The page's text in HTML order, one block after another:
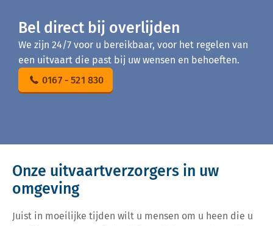
Bel direct bij overlijden
We zijn 24/7 voor u bereikbaar, voor het regelen van
een uitvaart die past bij uw wensen en behoeften.
0167 - 521 830
Onze uitvaartverzorgers in uw
omgeving
Juist in moeilijke tijden wilt u mensen om u heen die u